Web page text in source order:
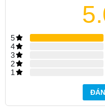
5
4
3
2
1